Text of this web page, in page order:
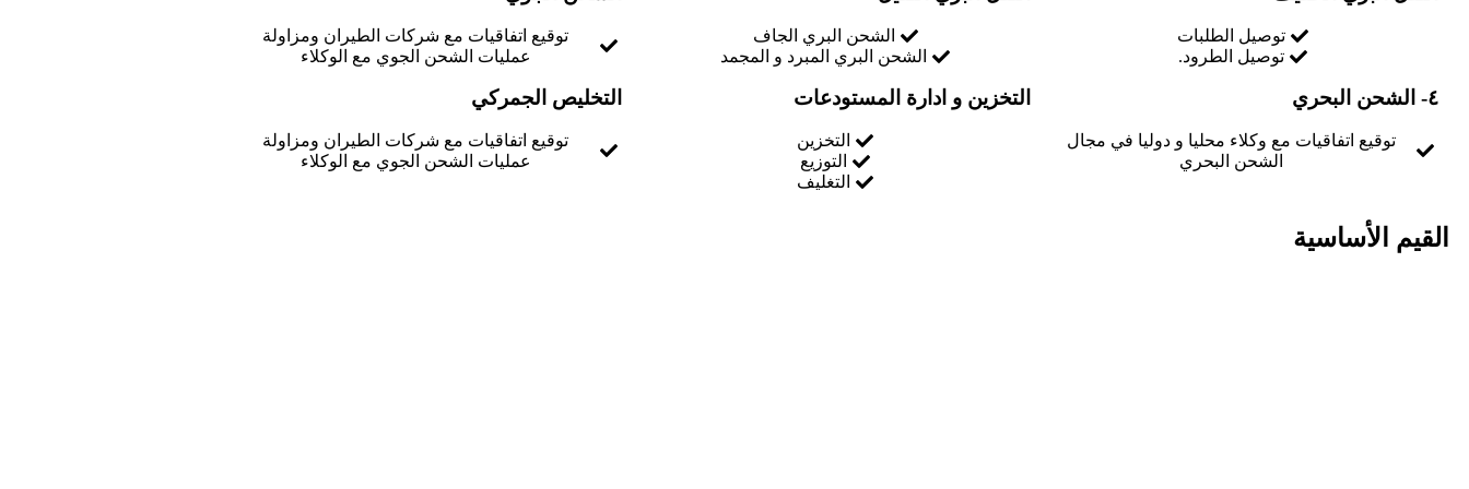
توصيل الطلبات
توصيل الطرود.
الشحن البري الجاف
الشحن البري المبرد و المجمد
توقيع اتفاقيات مع شركات الطيران ومزاولة
عمليات الشحن الجوي مع الوكلاء
٤- الشحن البحري
توقيع اتفاقيات مع وكلاء محليا و دوليا في مجال
الشحن البحري
التخزين و ادارة المستودعات
التخزين
التوزيع
التغليف
التخليص الجمركي
توقيع اتفاقيات مع شركات الطيران ومزاولة
عمليات الشحن الجوي مع الوكلاء
القيم الأساسية